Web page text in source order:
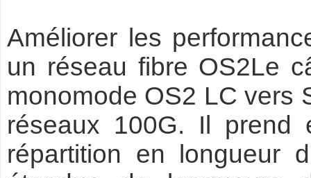
Améliorer les
un réseau fibre OS2Le
monomode OS2 LC vers
réseaux 100G. Il prend
répartition en longueur